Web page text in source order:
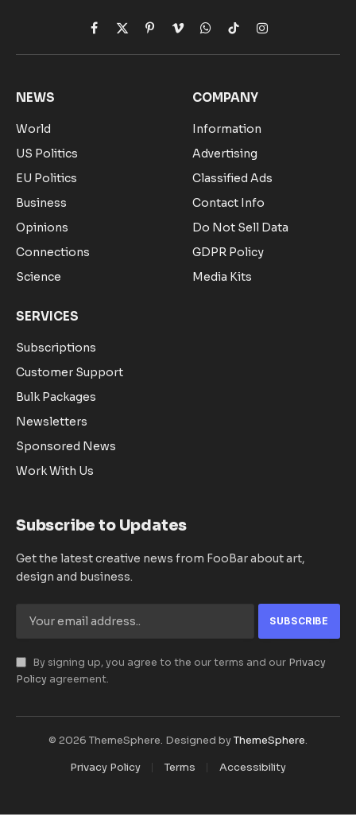
Facebook
X
(Twitter)
Pinterest
VimeoWhatsApp
TikTokInstagram
NEWS
World
US Politics
EU Politics
Business
Opinions
Connections
Science
COMPANY
Information
Advertising
Classified Ads
Contact Info
Do Not Sell Data
GDPR Policy
Media Kits
SERVICES
Subscriptions
Customer Support
Bulk Packages
Newsletters
Sponsored News
Work With Us
Subscribe to Updates
Get the latest creative news from FooBar about art,
design and business.
By signing up, you agree to the our terms and our Privacy
Policy agreement.
© 2026 ThemeSphere. Designed byThemeSphere.
Privacy Policy
Terms Accessibility